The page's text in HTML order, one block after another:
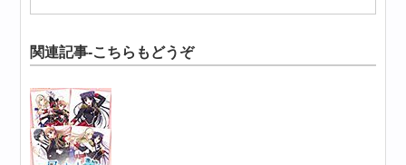
関連記事-こちらもどうぞ